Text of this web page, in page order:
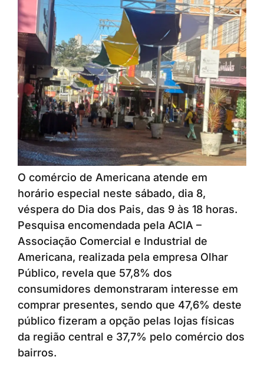
O comércio de Americana atende em
horário especial neste sábado, dia 8,
véspera do Dia dos Pais, das 9 às 18 horas.
Pesquisa encomendada pela ACIA –
Associação Comercial e Industrial de
Americana, realizada pela empresa Olhar
Público, revela que 57,8% dos
consumidores demonstraram interesse em
comprar presentes, sendo que 47,6% deste
público fizeram a opção pelas lojas físicas
da região central e 37,7% pelo comércio dos
bairros.